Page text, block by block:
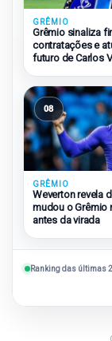
GRÊMIO
Grêmio sinaliza
contratações e
futuro de Carlos
08
GRÊMIO
Weverton revela
mudou o Grêmio
antes da virada
Ranking das últimas